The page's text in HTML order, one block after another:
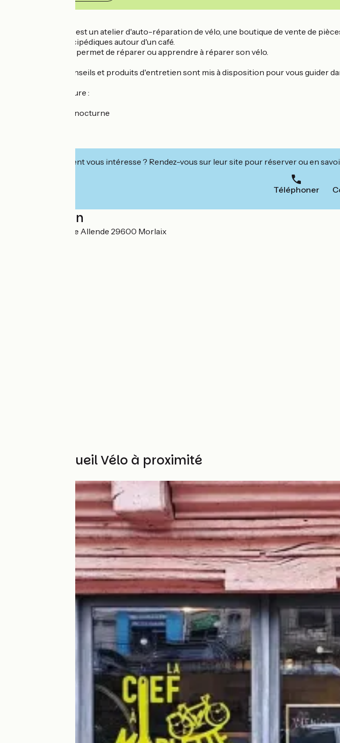
La Clef à Morlette est un atelier d'auto-réparation de vélo, une boutique de vente de
expériences vélocipédiques autour d'un café.
L'auto-réparation permet de réparer ou apprendre à réparer son vélo.
Tous les outils, conseils et produits d'entretien sont mis à disposition pour vous guider
Horaires d'ouverture :
Mercredi 14h-21h nocturne
Cet établissement vous intéresse ? Rendez-vous sur leur site pour réserver ou en
Téléphoner
Localisation
27 Place Salvadore Allende 29600 Morlaix
Autres Accueil Vélo à proximité